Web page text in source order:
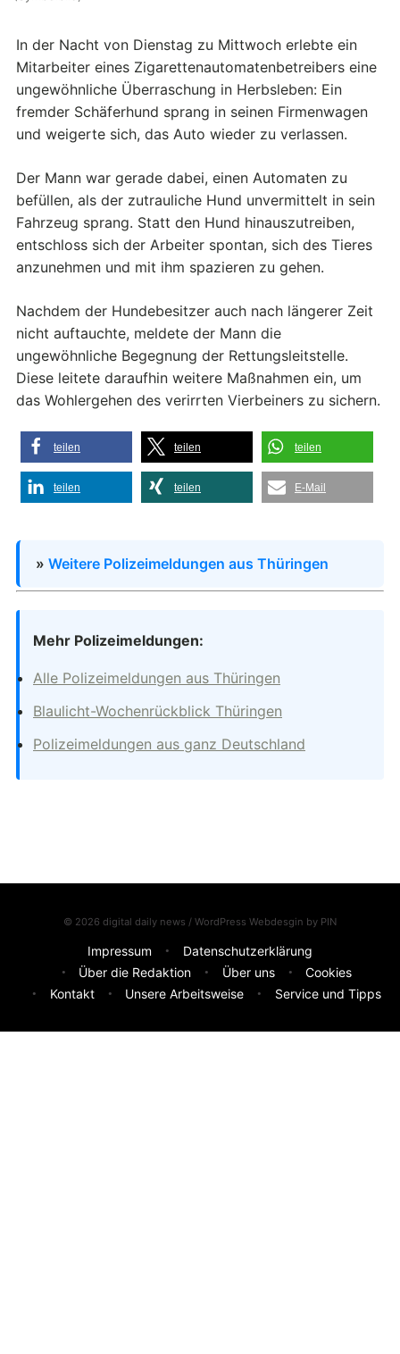
In der Nacht von Dienstag zu Mittwoch erlebte ein
Mitarbeiter eines Zigarettenautomatenbetreibers eine
ungewöhnliche Überraschung in Herbsleben: Ein
fremder Schäferhund sprang in seinen Firmenwagen
und weigerte sich, das Auto wieder zu verlassen.
Der Mann war gerade dabei, einen Automaten zu
befüllen, als der zutrauliche Hund unvermittelt in sein
Fahrzeug sprang. Statt den Hund hinauszutreiben,
entschloss sich der Arbeiter spontan, sich des Tieres
anzunehmen und mit ihm spazieren zu gehen.
Nachdem der Hundebesitzer auch nach längerer Zeit
nicht auftauchte, meldete der Mann die
ungewöhnliche Begegnung der Rettungsleitstelle.
Diese leitete daraufhin weitere Maßnahmen ein, um
das Wohlergehen des verirrten Vierbeiners zu sichern.
teilen teilen teilen
teilen teilen E-Mail
» Weitere Polizeimeldungen aus Thüringen
Mehr Polizeimeldungen:
Alle Polizeimeldungen aus Thüringen
Blaulicht-Wochenrückblick Thüringen
Polizeimeldungen aus ganz Deutschland
© 2026 digital daily news / WordPress Webdesgin by PIN
Impressum
Datenschutzerklärung
Über die Redaktion
Über uns
Cookies
Kontakt
Unsere Arbeitsweise Service und Tipps